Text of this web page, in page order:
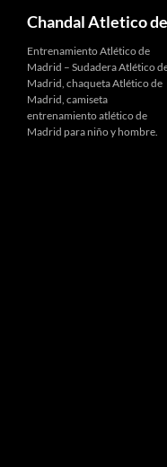
Chandal Atletico
Entrenamiento Atlético de
Madrid – Sudadera Atlético
Madrid, chaqueta Atlético de
Madrid, camiseta
entrenamiento atlético de
Madrid para niño y hombre.